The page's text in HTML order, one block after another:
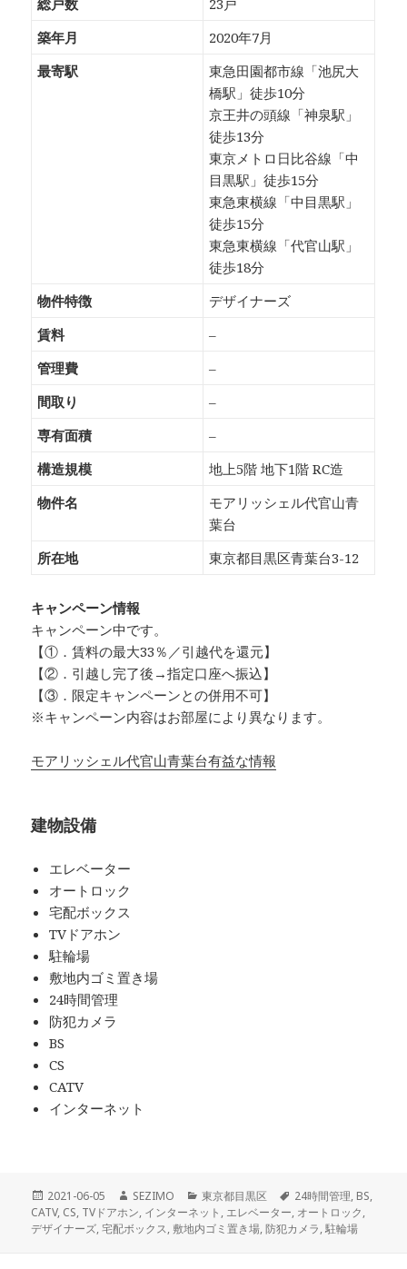
総戸数
23戸
築年月
2020年7月
最寄駅
東急田園都市線「池尻大
橋駅」徒歩10分
京王井の頭線「神泉駅」
徒歩13分
東京メトロ日比谷線「中
目黒駅」徒歩15分
東急東横線「中目黒駅」
徒歩15分
東急東横線「代官山駅」
徒歩18分
物件特徴
デザイナーズ
賃料
–
管理費
–
間取り
–
専有面積
–
構造規模
地上5階 地下1階 RC造
物件名
モアリッシェル代官山青
葉台
所在地
東京都目黒区青葉台3-12
キャンペーン情報
キャンペーン中です。
【①．賃料の最大33％／引越代を還元】
【②．引越し完了後→指定口座へ振込】
【③．限定キャンペーンとの併用不可】
※キャンペーン内容はお部屋により異なります。
モアリッシェル代官山青葉台有益な情報
建物設備
エレベーター
オートロック
宅配ボックス
TVドアホン
駐輪場
敷地内ゴミ置き場
24時間管理
防犯カメラ
BS
CS
CATV
インターネット
投
稿
日:
2021-06-05
作
成
者
SEZIMO
カ
テ
ゴ
東京都目黒区
タ
グ
24時間管理, BS,
CATV, CS, TVドアホン, インターネット , エレベーター, オートロック,
デザイナーズ,宅配ボックス, 敷地内ゴミ置き場,防犯カメラ,駐輪場